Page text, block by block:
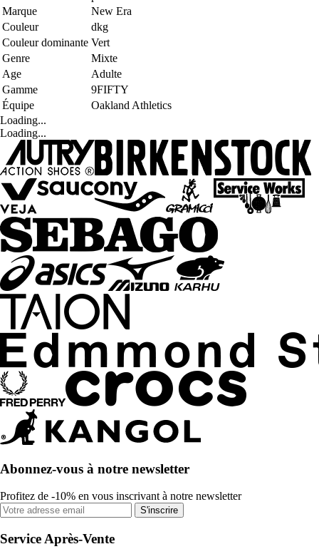
Marque
New Era
Couleur
dkg
Couleur dominante Vert
Genre
Mixte
Age
Adulte
Gamme
9FIFTY
Équipe
Oakland Athletics
Loading...
Loading...
Abonnez-vous à notre newsletter
Profitez de -10% en vous inscrivant à notre newsletter
S'inscrire
Service Après-Vente